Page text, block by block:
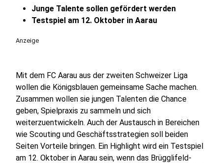
Junge Talente sollen gefördert werden
Testspiel am 12. Oktober in Aarau
Anzeige
Mit dem FC Aarau aus der zweiten Schweizer Liga
wollen die Königsblauen gemeinsame Sache machen.
Zusammen wollen sie jungen Talenten die Chance
geben, Spielpraxis zu sammeln und sich
weiterzuentwickeln. Auch der Austausch in Bereichen
wie Scouting und Geschäftsstrategien soll beiden
Seiten Vorteile bringen. Ein Highlight wird ein Testspiel
am 12. Oktober in Aarau sein, wenn das Brügglifeld-